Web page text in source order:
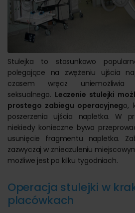
Stulejka to stosunkowo
polegające na zwężeniu ujścia
czasem wręcz uniemożliwia
seksualnego. Leczenie stulejki
prostego zabiegu operacyjnego,
poszerzenia ujścia napletka. W
niekiedy konieczne bywa
usunięcie fragmentu napletka.
zazwyczaj w znieczuleniu
możliwe jest po kilku tygodniach.
Operacja stulejki w
placówkach